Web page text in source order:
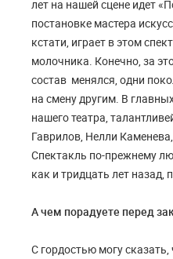
лет на нашей сцене идет
постановке мастера
кстати, играет в этом
молочника. Конечно, за
состав менялся, одни
на смену другим. В
нашего театра,
Гаврилов, Нелли
Спектакль по-прежнему
как и тридцать лет
А чем порадуете перед
С гордостью могу